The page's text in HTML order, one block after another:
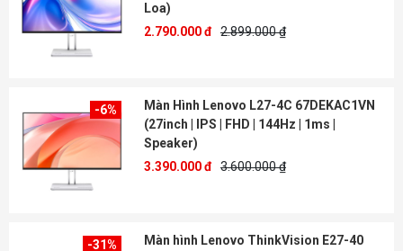
Loa)
2.790.000 đ 2.899.000 ₫
-6%
Màn Hình Lenovo L27-4C 67DEKAC1VN
(27inch | IPS | FHD | 144Hz | 1ms |
Speaker)
3.390.000 đ 3.600.000 ₫
-31%
Màn hình Lenovo ThinkVision E27-40